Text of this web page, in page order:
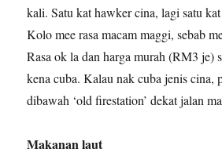
kali. Satu kat hawker cina, lagi satu
Kolo mee rasa macam maggi, sebab
Rasa ok la dan harga murah (RM3 je)
kena cuba. Kalau nak cuba jenis cina,
dibawah ‘old firestation’ dekat jalan
Makanan laut